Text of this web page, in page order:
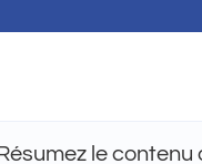
Résumez le